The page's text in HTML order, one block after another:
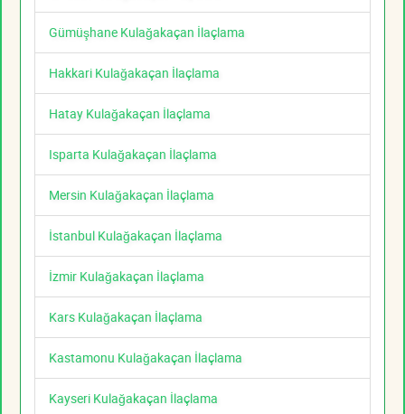
Gümüşhane Kulağakaçan İlaçlama
Hakkari Kulağakaçan İlaçlama
Hatay Kulağakaçan İlaçlama
Isparta Kulağakaçan İlaçlama
Mersin Kulağakaçan İlaçlama
İstanbul Kulağakaçan İlaçlama
İzmir Kulağakaçan İlaçlama
Kars Kulağakaçan İlaçlama
Kastamonu Kulağakaçan İlaçlama
Kayseri Kulağakaçan İlaçlama